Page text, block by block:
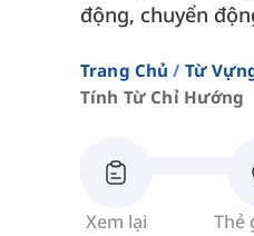
động, chuyển
Trang Chủ Từ
Tính Từ Chỉ Hướng
Xem lại Thẻ